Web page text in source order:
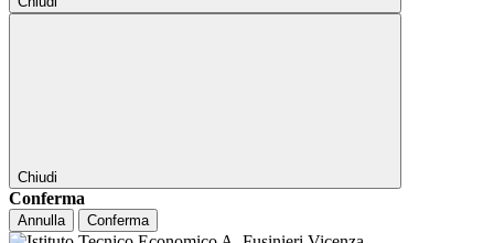
Chiudi
Conferma
Annulla Conferma